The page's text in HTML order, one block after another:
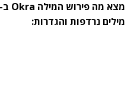
מילים נרדפות והגדרות: